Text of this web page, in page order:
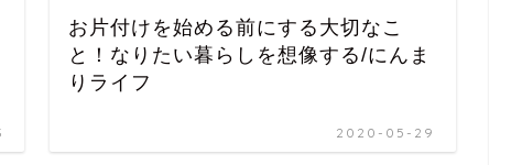
お片付けを始める前にする大切なこ
と！なりたい暮らしを想像する/にんま
りライフ
2020-05-29